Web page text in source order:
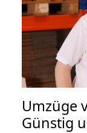
Umzüge
Günstig